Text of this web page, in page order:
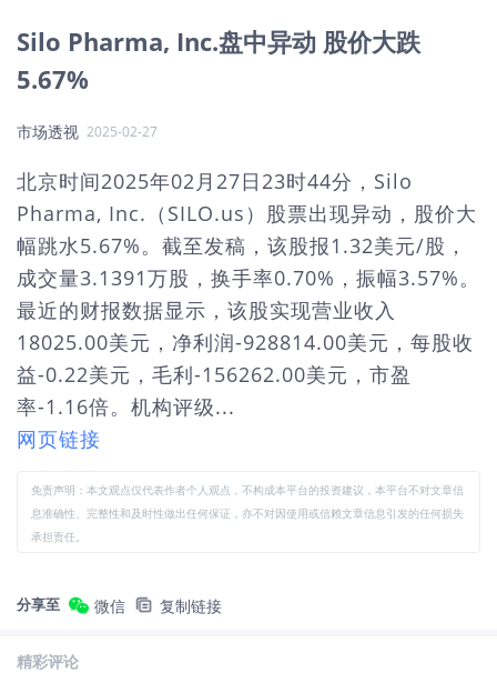
Silo Pharma, Inc.盘中异动 股价大跌
5.67%
市场透视 2025-02-27
北京时间2025年02月27日23时44分，Silo
Pharma, Inc.（SILO.us）股票出现异动，股价大
幅跳水5.67%。截至发稿，该股报1.32美元/股，
成交量3.1391万股，换手率0.70%，振幅3.57%。
最近的财报数据显示，该股实现营业收入
18025.00美元，净利润-928814.00美元，每股收
益-0.22美元，毛利-156262.00美元，市盈
率-1.16倍。机构评级...
网页链接
免责声明：本文观点仅代表作者个人观点，不构成本平台的投资建议，本平台不对文章信
息准确性、完整性和及时性做出任何保证，亦不对因使用或信赖文章信息引发的任何损失
承担责任。
分享至 微信 复制链接
精彩评论